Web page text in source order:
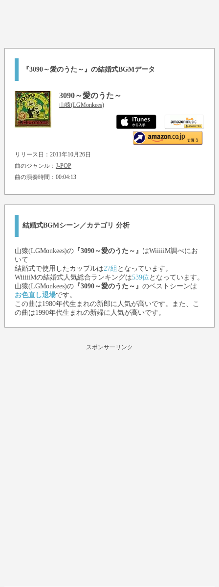
『3090～愛のうた～』の結婚式BGMデータ
3090～愛のうた～
山猿(LGMonkees)
リリース日：2011年10月26日
曲のジャンル： J-POP
曲の演奏時間：00:04:13
結婚式BGMシーン／カテゴリ 分析
山猿(LGMonkees)の『3090～愛のうた～』 はWiiiiiM調べにお
いて
結婚式で使用したカップルは27組 となっています。
WiiiiiMの結婚式人気総合ランキングは539位 となっています。
山猿(LGMonkees)の『3090～愛のうた～』 のベストシーンは
お色直し退場です。
この曲は1980年代生まれの新郎に人気が高いです。また、こ
の曲は1990年代生まれの新婦に人気が高いです。
スポンサーリンク